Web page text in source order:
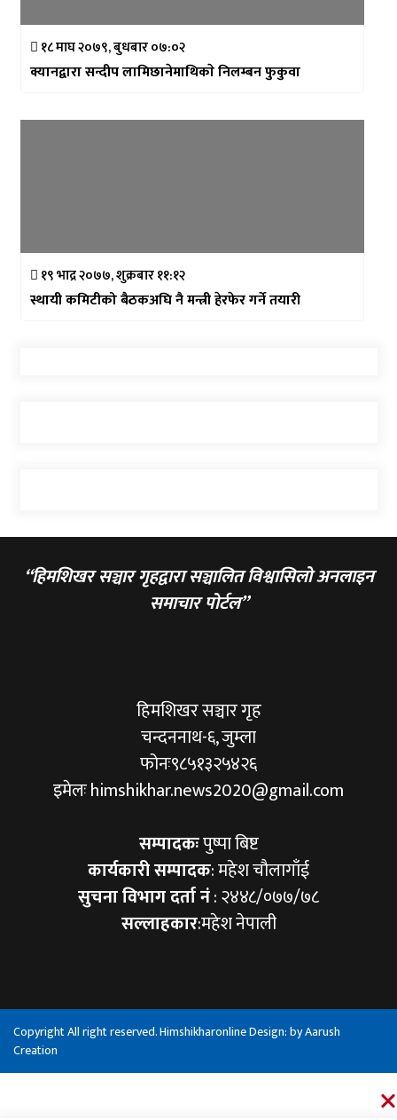
१८ माघ २०७९, बुधबार ०७:०२
क्यानद्वारा सन्दीप लामिछानेमाथिकाे निलम्बन फुकुवा
१९ भाद्र २०७७, शुक्रबार ११:१२
स्थायी कमिटीको बैठकअघि नै मन्त्री हेरफेर गर्ने तयारी
“हिमशिखर सञ्चार गृहद्वारा सञ्चालित विश्वासिलो अनलाइन
समाचार पोर्टल”
हिमशिखर सञ्चार गृह
चन्दननाथ-६, जुम्ला
फोनः९८५१३२५४२६
इमेलः himshikhar.news2020@gmail.com
सम्पादकःपुष्पा बिष्ट
कार्यकारी सम्पादक: महेश चौलागाँई
सुचना विभाग दर्ता नं: २४४८/०७७/७८
सल्लाहकार:महेश नेपाली
Copyright All right reserved. Himshikharonline Design: byAarush
Creation